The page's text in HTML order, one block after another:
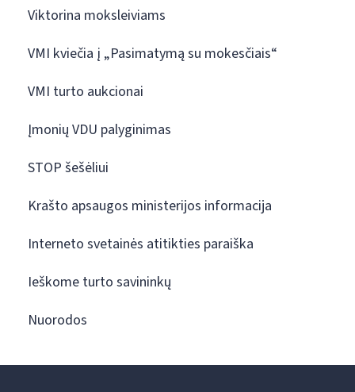
Viktorina moksleiviams
VMI kviečia į „Pasimatymą su mokesčiais“
VMI turto aukcionai
Įmonių VDU palyginimas
STOP šešėliui
Krašto apsaugos ministerijos informacija
Interneto svetainės atitikties paraiška
Ieškome turto savininkų
Nuorodos